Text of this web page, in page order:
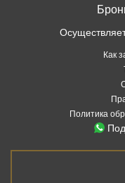
Как
Политика